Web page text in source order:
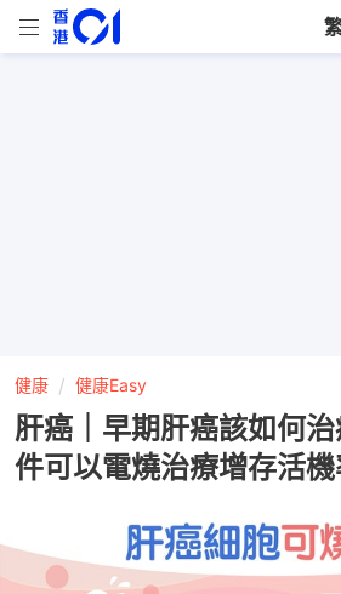
健康 健康Easy
肝癌｜早期肝癌該如何
件可以電燒治療增存活